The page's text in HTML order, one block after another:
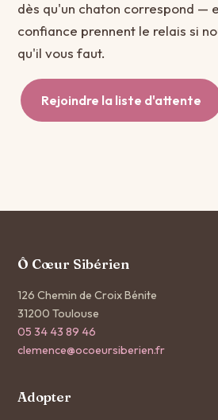
dès qu'un chaton correspond —
confiance prennent le relais si
qu'il vous faut.
Rejoindre la liste d'attente
Ô Cœur Sibérien
126 Chemin de Croix Bénite
31200 Toulouse
05 34 43 89 46
clemence@ocoeursiberien.fr
Adopter